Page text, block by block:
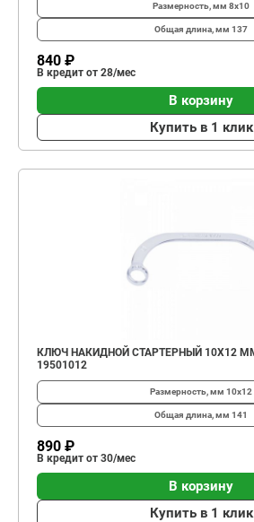
Размерность, мм 8х10
Общая длина, мм 137
840 ₽
В кредит от 28/мес
В корзину
Купить в 1 клик
КЛЮЧ НАКИДНОЙ СТАРТЕРНЫЙ 10Х12 ММ
19501012
Размерность, мм 10х12
Общая длина, мм 141
890 ₽
В кредит от 30/мес
В корзину
Купить в 1 клик